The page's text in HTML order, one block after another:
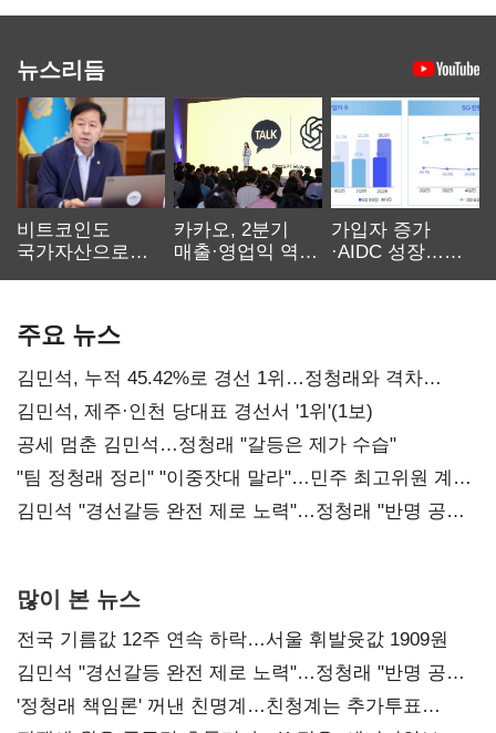
뉴스리듬
비트코인도
국가자산으로…'
카카오, 2분기
매출·영업익 역대
가입자 증가
·AIDC 성장…
주요 뉴스
김민석, 누적 45.42%로 경선 1위…정청래와 격차
0.86%p(2보)
김민석, 제주·인천 당대표 경선서 '1위'(1보)
공세 멈춘 김민석…정청래 "갈등은 제가 수습"
"팀 정청래 정리" "이중잣대 말라"…민주 최고위원 계파
다툼 격화
김민석 "경선갈등 완전 제로 노력"…정청래 "반명 공세
많이 본 뉴스
전국 기름값 12주 연속 하락…서울 휘발윳값 1909원
김민석 "경선갈등 완전 제로 노력"…정청래 "반명 공세
사과부터"
'정청래 책임론' 꺼낸 친명계…친청계는 추가투표